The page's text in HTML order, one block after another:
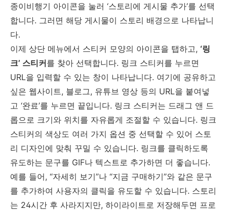
종이비행기 아이콘을 눌러 ‘스토리에 게시물 추가’를 선택
합니다. 그러면 해당 게시물이 스토리 배경으로 나타납니
다.
이제 상단 메뉴에서 스티커 모양의 아이콘을 탭하고, ‘링
크’ 스티커를 찾아 선택합니다. 링크 스티커를 누르면
URL을 입력할 수 있는 창이 나타납니다. 여기에 공유하고
싶은 웹사이트, 블로그, 유튜브 영상 등의 URL을 붙여넣
고 ‘완료’를 누르면 끝입니다. 링크 스티커는 드래그 앤 드
롭으로 크기와 위치를 자유롭게 조절할 수 있습니다. 링크
스티커의 색상도 여러 가지 옵션 중 선택할 수 있어 스토
리 디자인에 맞춰 꾸밀 수 있습니다. 링크를 클릭하도록
유도하는 문구를 GIF나 텍스트로 추가하면 더 좋습니다.
예를 들어, “자세히 보기”나 “지금 구매하기”와 같은 문구
를 추가하여 사용자의 클릭을 유도할 수 있습니다. 스토리
는 24시간 후 사라지지만, 하이라이트로 저장해두면 프로